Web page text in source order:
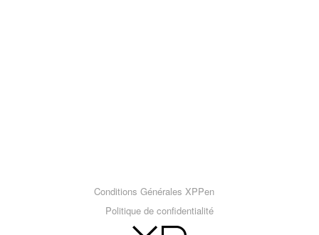
Conditions Générales XPPen
Politique de confidentialité